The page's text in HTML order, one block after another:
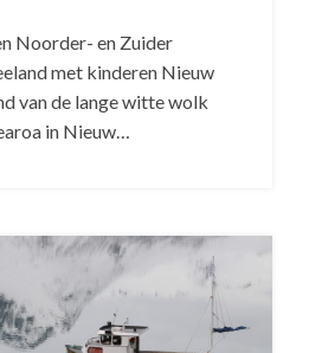
Noorder- en Zuider
met kinderen Nieuw
van de lange witte wolk
in Nieuw…